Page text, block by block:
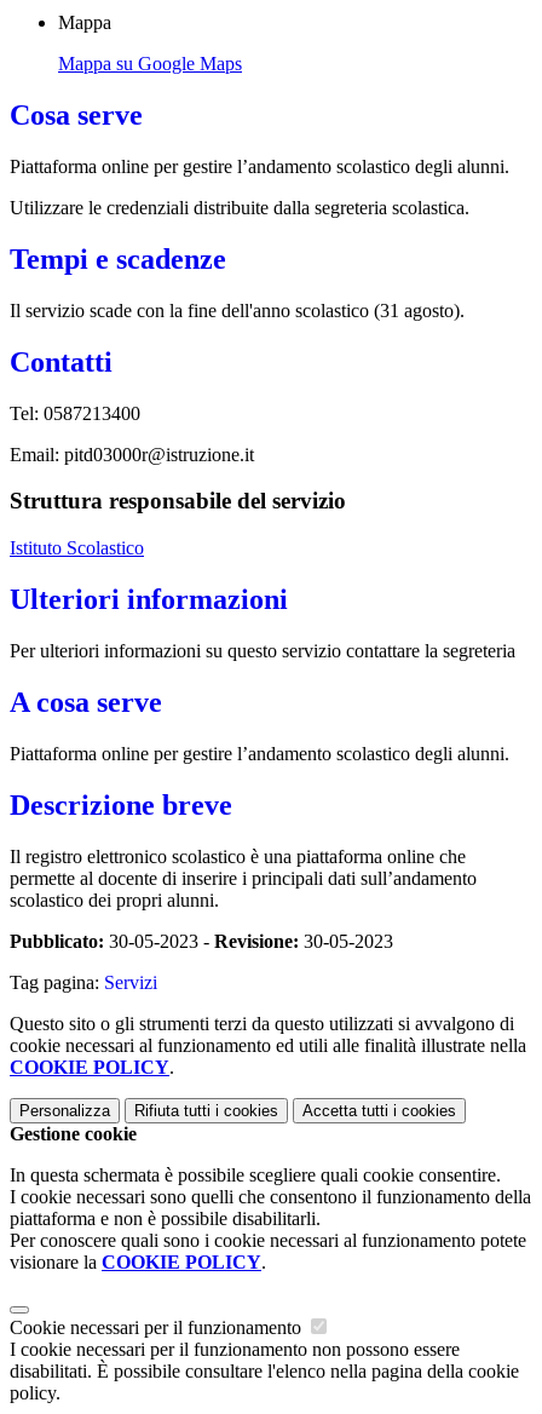
Mappa
Mappa su Google Maps
Cosa serve
Piattaforma online per gestire l’andamento scolastico degli alunni.
Utilizzare le credenziali distribuite dalla segreteria scolastica.
Tempi e scadenze
Il servizio scade con la fine dell'anno scolastico (31 agosto).
Contatti
Tel: 0587213400
Email: pitd03000r@istruzione.it
Struttura responsabile del servizio
Istituto Scolastico
Ulteriori informazioni
Per ulteriori informazioni su questo servizio contattare la segreteria
A cosa serve
Piattaforma online per gestire l’andamento scolastico degli alunni.
Descrizione breve
Il registro elettronico scolastico è una piattaforma online che
permette al docente di inserire i principali dati sull’andamento
scolastico dei propri alunni.
Pubblicato: 30-05-2023 - Revisione: 30-05-2023
Tag pagina: Servizi
Questo sito o gli strumenti terzi da questo utilizzati si avvalgono di
cookie necessari al funzionamento ed utili alle finalità illustrate nella
COOKIE POLICY.
Personalizza Rifiuta tutti i cookies Accetta tutti i cookies
Gestione cookie
In questa schermata è possibile scegliere quali cookie consentire.
I cookie necessari sono quelli che consentono il funzionamento della
piattaforma e non è possibile disabilitarli.
Per conoscere quali sono i cookie necessari al funzionamento potete
visionare la COOKIE POLICY.
Cookie necessari per il funzionamento
I cookie necessari per il funzionamento non possono essere
disabilitati. È possibile consultare l'elenco nella pagina della cookie
policy.